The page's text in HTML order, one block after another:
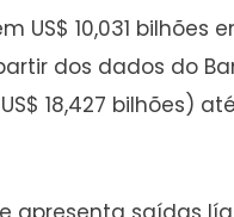
10,031 bilhões
dos dados do
18,427 bilhões)